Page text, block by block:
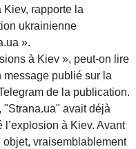
Kiev, rapporte la
ukrainienne
».
à Kiev », peut-on lire
message publié sur la
de la publication.
"Strana.ua" avait déjà
l’explosion à Kiev. Avant
objet, vraisemblablement